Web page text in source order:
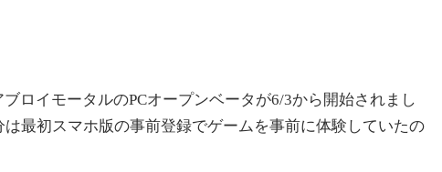
ロイモータルのPCオープンベータが6/3から開始されまし
最初スマホ版の事前登録でゲームを事前に体験していたの